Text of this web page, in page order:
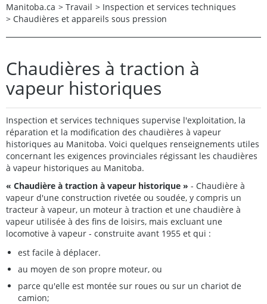
Manitoba.ca > Travail > Inspection et services techniques
> Chaudières et appareils sous pression
Chaudières à traction à
vapeur historiques
Inspection et services techniques supervise l'exploitation, la
réparation et la modification des chaudières à vapeur
historiques au Manitoba. Voici quelques renseignements utiles
concernant les exigences provinciales régissant les chaudières
à vapeur historiques au Manitoba.
« Chaudière à traction à vapeur historique » - Chaudière à
vapeur d'une construction rivetée ou soudée, y compris un
tracteur à vapeur, un moteur à traction et une chaudière à
vapeur utilisée à des fins de loisirs, mais excluant une
locomotive à vapeur - construite avant 1955 et qui :
est facile à déplacer.
au moyen de son propre moteur, ou
parce qu'elle est montée sur roues ou sur un chariot de
camion;